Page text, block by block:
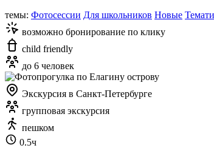
темы: Фотосессии Для школьников Новые
возможно бронирование по клику
child friendly
до 6 человек
Экскурсия в Санкт-Петербурге
групповая экскурсия
пешком
0.5ч